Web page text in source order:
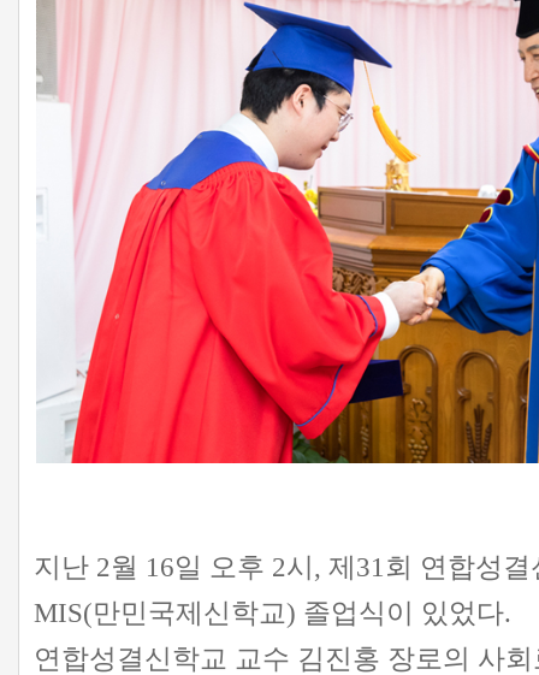
지난 2월 16일 오후 2시, 제31회 연합성
MIS(만민국제신학교) 졸업식이 있었다.
연합성결신학교 교수 김진홍 장로의 사